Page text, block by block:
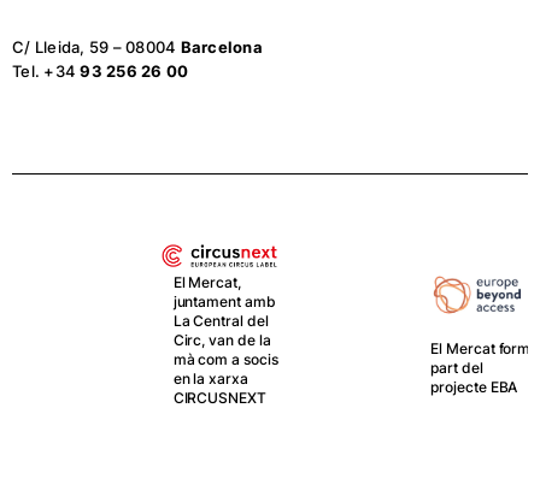
C/ Lleida, 59 – 08004 Barcelona
Tel. +3493 256 26 00
juntament amb
La Central del
Circ, van de la
mà com a socis
CIRCUSNEXT
El Mercat forma
projecte EBA